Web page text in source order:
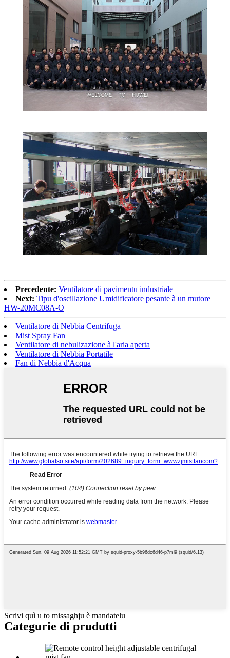
Precedente: Ventilatore di pavimentu industriale
Next: Tipu d'oscillazione Umidificatore pesante à un mutore
HW-20MC08A-O
Ventilatore di Nebbia Centrifuga
Mist Spray Fan
Ventilatore di nebulizazione à l'aria aperta
Ventilatore di Nebbia Portatile
Fan di Nebbia d'Acqua
Scrivi quì u to missaghju è mandatelu
Categurie di prudutti